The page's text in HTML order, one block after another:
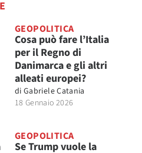
GEOPOLITICA
Cosa può fare l’Italia
per il Regno di
Danimarca e gli altri
alleati europei?
di Gabriele Catania
18 Gennaio 2026
GEOPOLITICA
Se Trump vuole la